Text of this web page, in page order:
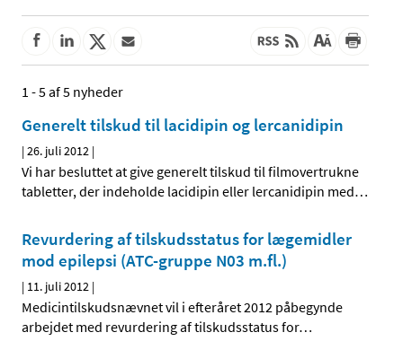
1 - 5 af 5 nyheder
Generelt tilskud til lacidipin og lercanidipin
|26. juli 2012 |
Vi har besluttet at give generelt tilskud til filmovertrukne
tabletter, der indeholde lacidipin eller lercanidipin med…
Revurdering af tilskudsstatus for lægemidler
mod epilepsi (ATC-gruppe N03 m.fl.)
| 11. juli 2012 |
Medicintilskudsnævnet vil i efteråret 2012 påbegynde
arbejdet med revurdering af tilskudsstatus for…